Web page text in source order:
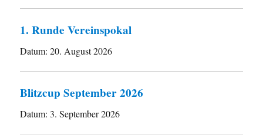
1. Runde Vereinspokal
Datum:20. August 2026
Blitzcup September 2026
Datum: 3. September 2026